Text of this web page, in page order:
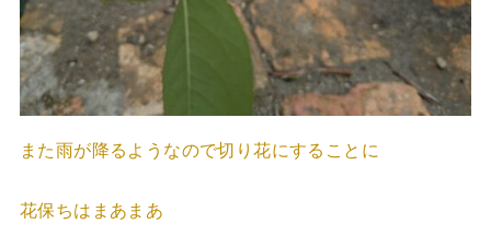
また雨が降るようなので切り花にすることに
花保ちはまあまあ